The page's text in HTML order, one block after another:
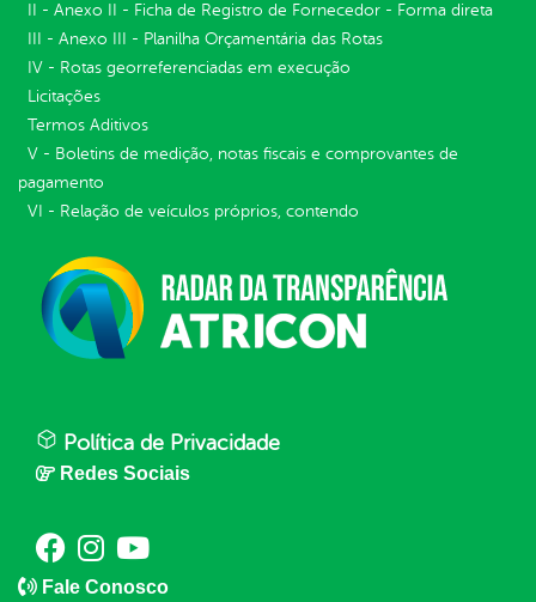
II - Anexo II - Ficha de Registro de Fornecedor - Forma direta
III - Anexo III - Planilha Orçamentária das Rotas
IV - Rotas georreferenciadas em execução
Licitações
Termos Aditivos
V - Boletins de medição, notas fiscais e comprovantes de
pagamento
VI - Relação de veículos próprios, contendo
Política de Privacidade
Redes Sociais
Fale Conosco